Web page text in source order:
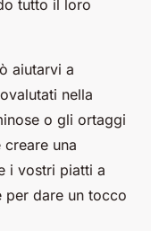
tutto il loro
aiutarvi a
nella
o gli ortaggi
una
i vostri piatti a
per dare un tocco